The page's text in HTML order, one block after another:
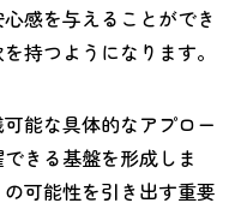
感を与えることができ
持つようになります。
能な具体的なアプロー
きる基盤を形成しま
可能性を引き出す重要